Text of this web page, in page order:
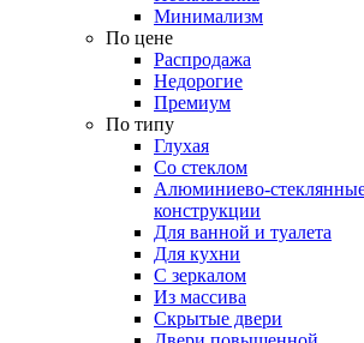
Минимализм
По цене
Распродажа
Недорогие
Премиум
По типу
Глухая
Со стеклом
Алюминиево-
конструкции
Для ванной и туалета
Для кухни
С зеркалом
Из массива
Скрытые двери